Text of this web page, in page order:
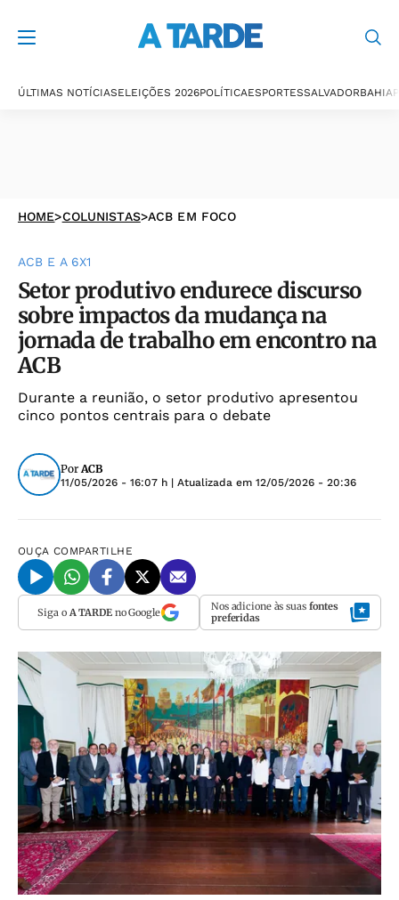
ÚLTIMAS NOTÍCIASELEIÇÕES 2026POLÍTICAESPORTESSALVADORBAHIA
HOME>COLUNISTAS>ACB EM FOCO
ACB E A 6X1
Setor produtivo endurece discurso
sobre impactos da mudança na
jornada de trabalho em encontro na
ACB
Durante a reunião, o setor produtivo apresentou
cinco pontos centrais para o debate
PorACB
11/05/2026 - 16:07 h | Atualizada em 12/05/2026 - 20:36
OUÇA COMPARTILHE
Siga o A TARDEno Google Nos adicione às suas fontes
preferidas